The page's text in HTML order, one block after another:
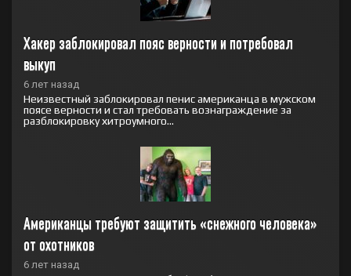
Хакер заблокировал пояс верности и потребовал
выкуп
6 лет назад
Неизвестный заблокировал пенис американца в мужском
поясе верности и стал требовать вознаграждение за
разблокировку хитроумного...
Американцы требуют защитить «снежного человека»
от охотников
6 лет назад